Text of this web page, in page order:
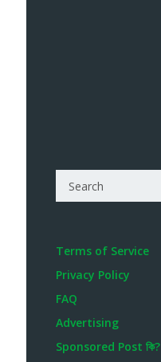
Terms of Service
Privacy Policy
FAQ
Advertising
Sponsored Post কি?